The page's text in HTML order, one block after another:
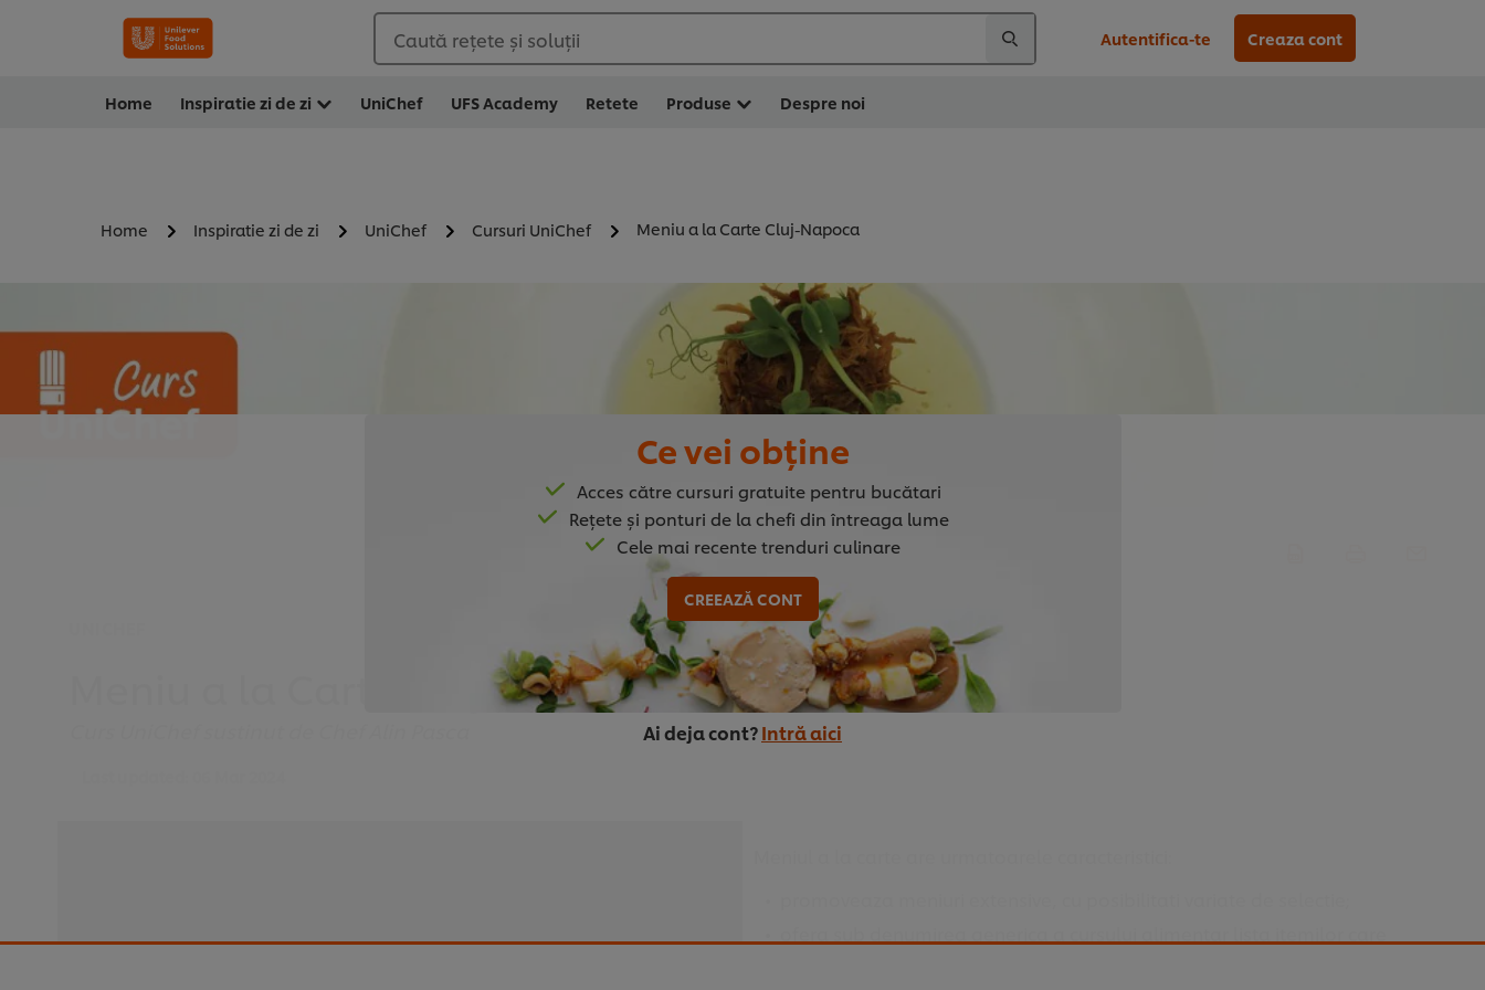
Caută rețete și soluții Autentifica-te Creaza cont
Home Inspiratie zi de zi UniChef UFS Academy Retete Produse Despre noi
Home Inspiratie zi de zi UniChef Cursuri UniChef Meniu a la Carte Cluj-Napoca
Meniu a la Carte Cluj-Napoca
Ce vei obține
Acces către cursuri gratuite pentru bucătari
Rețete și ponturi de la chefi din întreaga lume
Cele mai recente trenduri culinare
CREEAZĂ CONT
Ai deja cont?Intră aici